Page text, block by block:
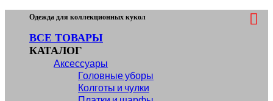
content
Одежда для коллекционных кукол
ВСЕ ТОВАРЫ
КАТАЛОГ
Аксессуары
Головные уборы
Колготы и чулки